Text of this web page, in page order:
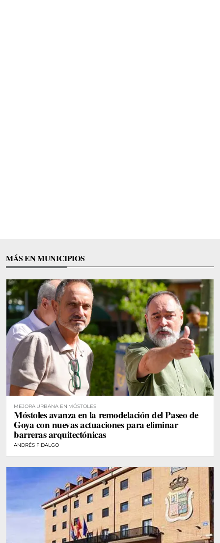
MÁS EN MUNICIPIOS
MEJORA URBANA EN MÓSTOLES
Móstoles avanza en la remodelación del Paseo de
Goya con nuevas actuaciones para eliminar
barreras arquitectónicas
ANDRÉS FIDALGO